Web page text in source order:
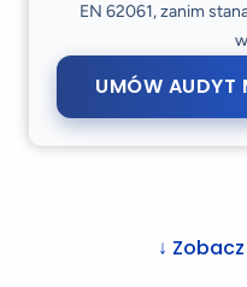
EN 62061, zanim
UMÓW AUDYT
↓